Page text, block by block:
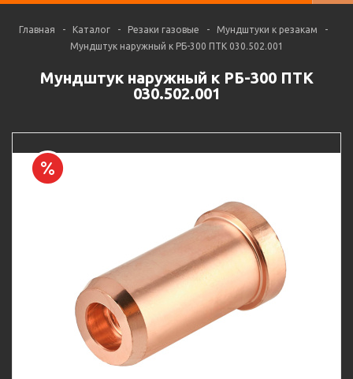
Главная - Каталог - Резаки газовые - Мундштуки к резакам
-
Мундштук наружный к РБ-300 ПТК 030.502.001
Мундштук наружный к РБ-300 ПТК
030.502.001